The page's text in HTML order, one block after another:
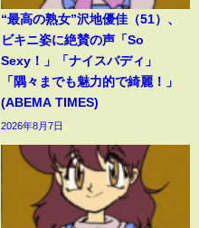
“最高の熟女”沢地優佳（51）、
ビキニ姿に絶賛の声「So
Sexy！」「ナイスバディ」
「隅々までも魅力的で綺麗！」
(ABEMA TIMES)
2026年8月7日